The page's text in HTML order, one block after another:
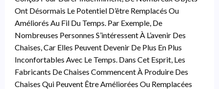
Ont Désormais Le Potentiel D’être Remplacés Ou
Améliorés Au Fil Du Temps. Par Exemple, De
Nombreuses Personnes S’intéressent À L’avenir Des
Chaises, Car Elles Peuvent Devenir De Plus En Plus
Inconfortables Avec Le Temps. Dans Cet Esprit, Les
Fabricants De Chaises Commencent À Produire Des
Chaises Qui Peuvent Être Améliorées Ou Remplacées